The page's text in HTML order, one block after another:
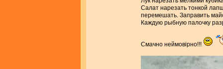
Салат нарезать тонкой
перемешать. Заправить
Каждую рыбную палочку
Смачно неймовірно!!!